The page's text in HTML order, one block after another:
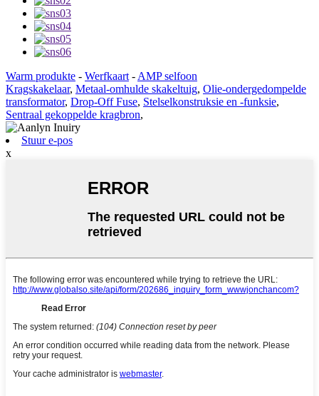
Warm produkte - Werfkaart - AMP selfoon
Kragskakelaar, Metaal-omhulde skakeltuig, Olie-ondergedompelde
transformator, Drop-Off Fuse, Stelselkonstruksie en -funksie,
Sentraal gekoppelde kragbron,
Stuur e-pos
x